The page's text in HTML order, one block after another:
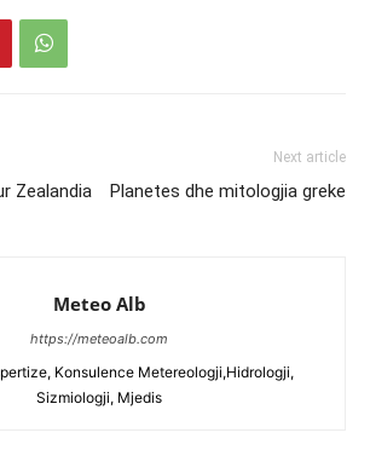
Zealandia
Next article
Planetes dhe mitologjia greke
Meteo Alb
https://meteoalb.com
Konsulence Metereologji,Hidrologji,
Sizmiologji, Mjedis